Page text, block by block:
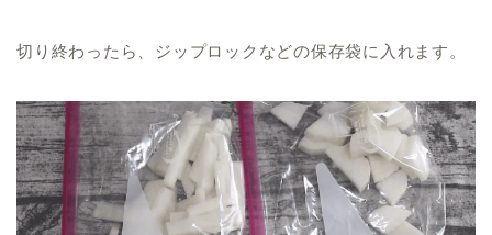
切り終わったら、ジップロックなどの保存袋に入れます。